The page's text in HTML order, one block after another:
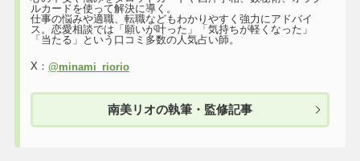
ルカードを使って解決に導く。
仕事の悩みや適職、転職などもわかりやすく強力にアドバイ
ス。恋愛相談では「願いが叶った」「気持ちが軽くなった」
「当たる」という口コミ多数の人気占い師。
X： @minami_riorio
南美リオの執筆・監修記事